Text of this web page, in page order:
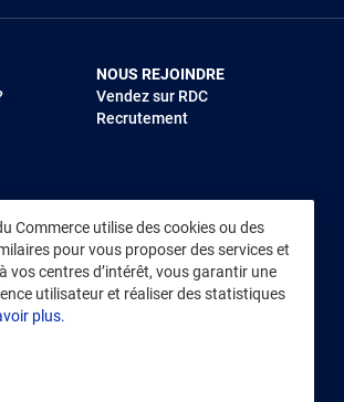
Commerce utilise des cookies ou des
pour vous proposer des services et
vos centres d’intérêt, vous garantir une
utilisateur et réaliser des statistiques
plus.
NOUS REJOINDRE
Vendez sur RDC
Recrutement